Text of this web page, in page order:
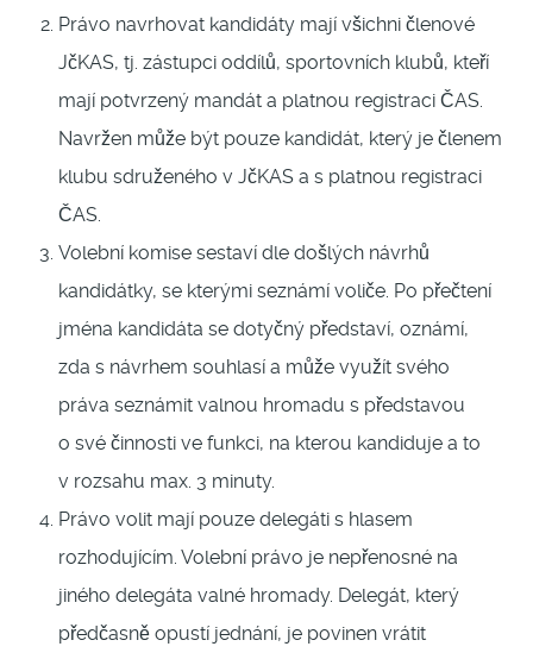
Právo navrhovat kandidáty mají všichni členové
JčKAS, tj. zástupci oddílů, sportovních klubů, kteří
mají potvrzený mandát a platnou registraci ČAS.
Navržen může být pouze kandidát, který je členem
klubu sdruženého v JčKAS a s platnou registraci
ČAS.
Volební komise sestaví dle došlých návrhů
kandidátky, se kterými seznámí voliče. Po přečtení
jména kandidáta se dotyčný představí, oznámí,
zda s návrhem souhlasí a může využít svého
práva seznámit valnou hromadu s představou
o své činnosti ve funkci, na kterou kandiduje a to
v rozsahu max. 3 minuty.
Právo volit mají pouze delegáti s hlasem
rozhodujícím. Volební právo je nepřenosné na
jiného delegáta valné hromady. Delegát, který
předčasně opustí jednání, je povinen vrátit